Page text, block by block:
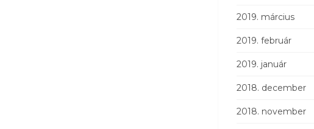
2019. március
2019. február
2019. január
2018. december
2018. november